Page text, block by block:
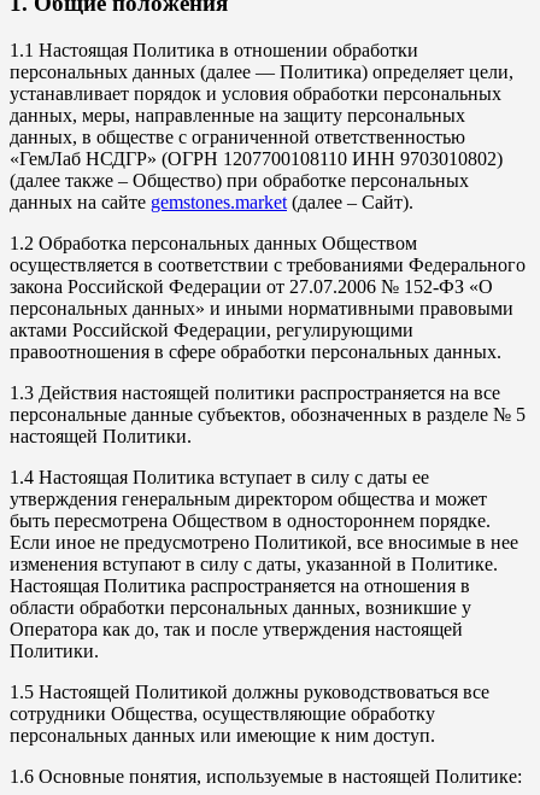
1.1 Настоящая Политика в отношении обработки
персональных данных (далее — Политика) определяет цели,
устанавливает порядок и условия обработки персональных
данных, меры, направленные на защиту персональных
данных, в обществе с ограниченной ответственностью
«ГемЛаб НСДГР» (ОГРН 1207700108110 ИНН 9703010802)
(далее также – Общество) при обработке персональных
данных на сайте gemstones.market (далее – Сайт).
1.2 Обработка персональных данных Обществом
осуществляется в соответствии с требованиями Федерального
закона Российской Федерации от 27.07.2006 № 152-ФЗ «О
персональных данных» и иными нормативными правовыми
актами Российской Федерации, регулирующими
правоотношения в сфере обработки персональных данных.
1.3 Действия настоящей политики распространяется на все
персональные данные субъектов, обозначенных в разделе № 5
настоящей Политики.
1.4 Настоящая Политика вступает в силу с даты ее
утверждения генеральным директором общества и может
быть пересмотрена Обществом в одностороннем порядке.
Если иное не предусмотрено Политикой, все вносимые в нее
изменения вступают в силу с даты, указанной в Политике.
Настоящая Политика распространяется на отношения в
области обработки персональных данных, возникшие у
Оператора как до, так и после утверждения настоящей
Политики.
1.5 Настоящей Политикой должны руководствоваться все
сотрудники Общества, осуществляющие обработку
персональных данных или имеющие к ним доступ.
1.6 Основные понятия, используемые в настоящей Политике: